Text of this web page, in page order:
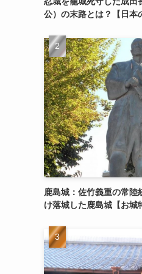
公）の末路とは？【日本
鹿島城：佐竹義重の常陸
け落城した鹿島城【お城